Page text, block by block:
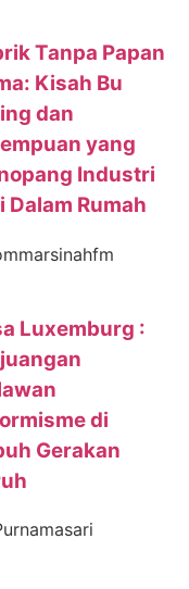
Tanpa Papan
Kisah Bu
dan
yang
Industri
Dalam Rumah
Luxemburg :
di
Gerakan